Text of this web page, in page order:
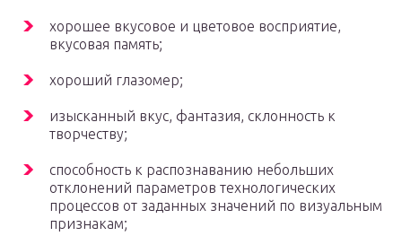
хорошее вкусовое и цветовое восприятие,
вкусовая память;
хороший глазомер;
изысканный вкус, фантазия, склонность к
творчеству;
способность к распознаванию небольших
отклонений параметров технологических
процессов от заданных значений по визуальным
признакам;